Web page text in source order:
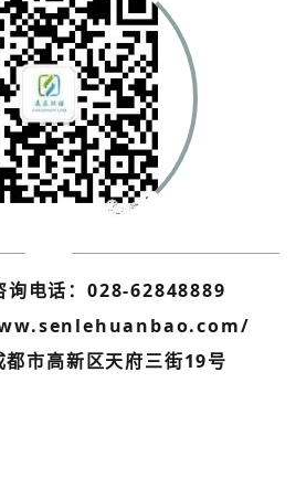
询电话：028-62848889
市高新区天府三街19号